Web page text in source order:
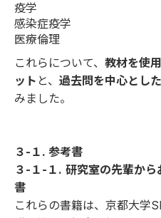
疫学
感染症疫学
医療倫理
これらについて、 教材を使
ット と、 過去問を中心とし
みました。
３-１. 参考書
３-１-１. 研究室の先輩から
書
これらの書籍は、京都大学